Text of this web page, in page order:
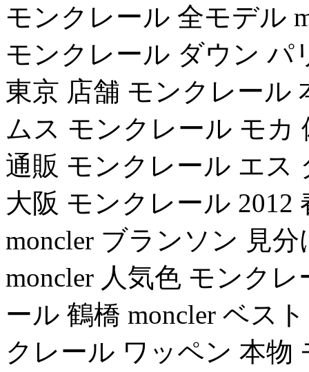
モンクレール 全モデル
モンクレール ダウン パ
東京 店舗 モンクレール
ムス モンクレール モカ
通販 モンクレール エス
大阪 モンクレール
moncler ブランソン 見
moncler 人気色 モンク
ール 鶴橋 moncler ベス
クレール ワッペン 本物